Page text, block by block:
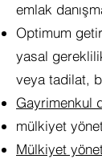
emlak
Optimum
yasal
veya tadilat,
Gayrimenkul
mülkiyet
Mülkiyet